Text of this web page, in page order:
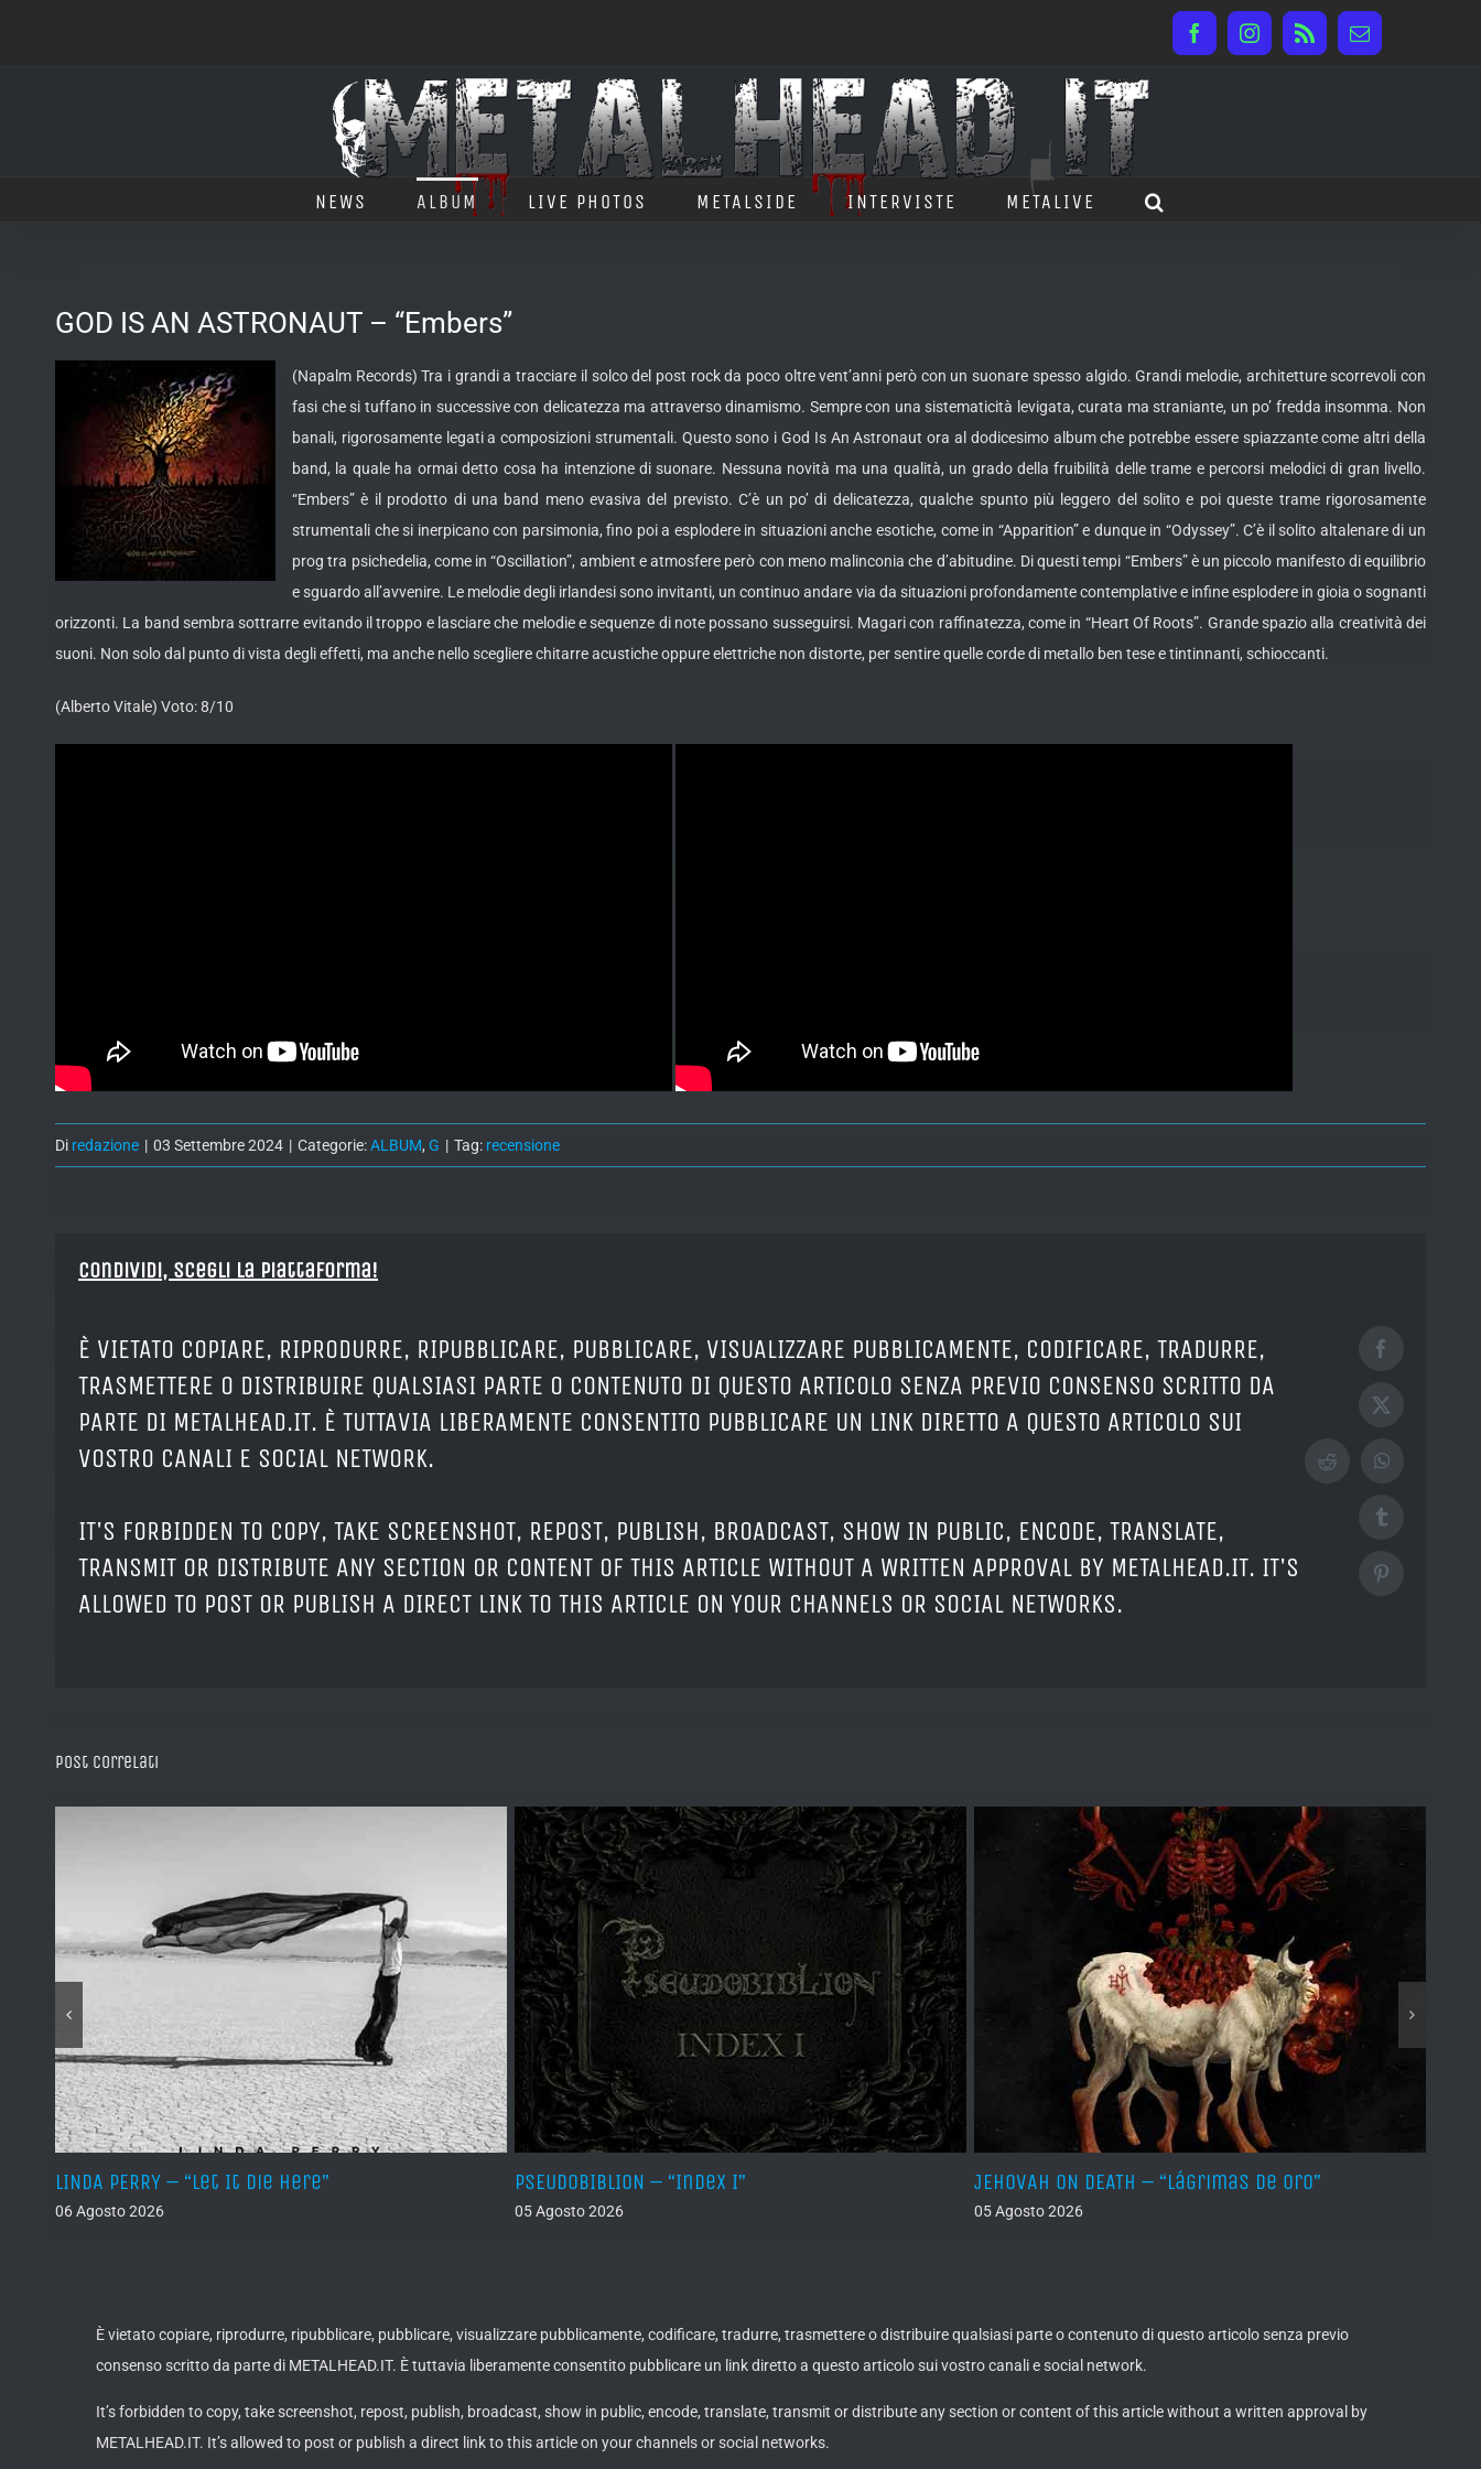
FacebookInstagram
Rss Email
NEWS ALBUM LIVE PHOTOS METALSIDE INTERVISTE METALIVE
GOD IS AN ASTRONAUT – “Embers”
(Napalm Records) Tra i grandi a tracciare il solco del post rock da poco oltre vent’anni però con un suonare spesso algido. Grandi melodie, architetture scorrevoli con
fasi che si tuffano in successive con delicatezza ma attraverso dinamismo. Sempre con una sistematicità levigata, curata ma straniante, un po’ fredda insomma. Non
banali, rigorosamentelegati a composizioni strumentali. Questo sono i God Is An Astronaut ora al dodicesimo album che potrebbe essere spiazzante come altri della
band, la quale ha ormai detto cosa ha intenzione di suonare. Nessuna novità ma una qualità, un grado della fruibilità delle trame e percorsi melodici di gran livello.
“Embers” è il prodotto di una band meno evasiva del previsto. C’è un po’ di delicatezza, qualche spunto più leggero del solito e poi queste trame rigorosamente
strumentali che si inerpicano con parsimonia, fino poi a esplodere in situazioni anche esotiche, come in “Apparition” e dunque in “Odyssey”. C’è il solito altalenare di un
prog tra psichedelia, come in “Oscillation”, ambient e atmosfere però con meno malinconia che d’abitudine. Di questi tempi “Embers” è un piccolo manifesto di equilibrio
e sguardo all’avvenire. Le melodie degli irlandesi sono invitanti, un continuo andare via da situazioni profondamente contemplative e infine esplodere in gioia o sognanti
orizzonti. La band sembra sottrarre evitando il troppo e lasciare che melodie e sequenze di note possano susseguirsi. Magari con raffinatezza, come in “Heart Of Roots”. Grande spazio alla creatività dei
suoni. Non solo dal punto di vista degli effetti, ma anche nello scegliere chitarre acustiche oppure elettriche non distorte, per sentire quelle corde di metallo ben tese e tintinnanti, schioccanti.
(Alberto Vitale) Voto: 8/10
Di redazione | 03 Settembre 2024 | Categorie:ALBUM, G | Tag: recensione
Condividi, Scegli la piattaforma!
È VIETATO COPIARE, RIPRODURRE, RIPUBBLICARE, PUBBLICARE, VISUALIZZARE PUBBLICAMENTE, CODIFICARE, TRADURRE,
TRASMETTERE O DISTRIBUIRE QUALSIASI PARTE O CONTENUTO DI QUESTO ARTICOLO SENZA PREVIO CONSENSO SCRITTO DA
PARTE DI METALHEAD.IT. È TUTTAVIA LIBERAMENTE CONSENTITO PUBBLICARE UN LINK DIRETTO A QUESTO ARTICOLO SUI
VOSTRO CANALI E SOCIAL NETWORK.
IT'S FORBIDDEN TO COPY, TAKE SCREENSHOT, REPOST, PUBLISH, BROADCAST, SHOW IN PUBLIC, ENCODE, TRANSLATE,
TRANSMIT OR DISTRIBUTE ANY SECTION OR CONTENT OF THIS ARTICLE WITHOUT A WRITTEN APPROVAL BY METALHEAD.IT. IT'S
ALLOWED TO POST OR PUBLISH A DIRECT LINK TO THIS ARTICLE ON YOUR CHANNELS OR SOCIAL NETWORKS.
Facebook
X
RedditWhatsApp
Tumblr
Pinterest
Post correlati
LINDA PERRY – “Let It Die Here”
06 Agosto 2026
PSEUDOBIBLION – “Index I”
05 Agosto 2026
JEHOVAH ON DEATH – “Lágrimas de Oro”
05 Agosto 2026
È vietato copiare, riprodurre, ripubblicare, pubblicare, visualizzare pubblicamente, codificare, tradurre, trasmettere o distribuire qualsiasi parte o contenuto di questo articolo senza previo
consenso scritto da parte di METALHEAD.IT. È tuttavia liberamente consentito pubblicare un link diretto a questo articolo sui vostro canali e social network.
It’s forbidden to copy, take screenshot, repost, publish, broadcast, show in public, encode, translate, transmit or distribute any section or content of this article without a written approval by
METALHEAD.IT. It’s allowed to post or publish a direct link to this article on your channels or social networks.